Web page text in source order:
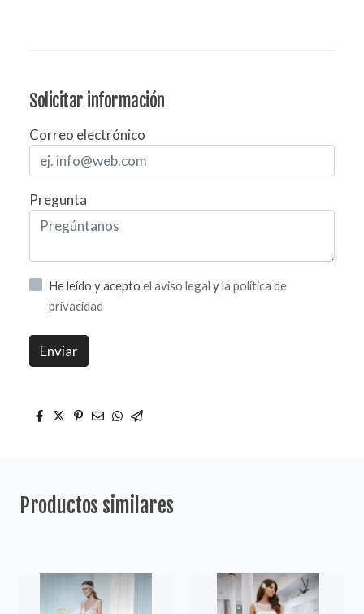
Solicitar información
Correo electrónico
Pregunta
He leído y acepto el aviso legal yla política de
privacidad
Enviar
Productos similares